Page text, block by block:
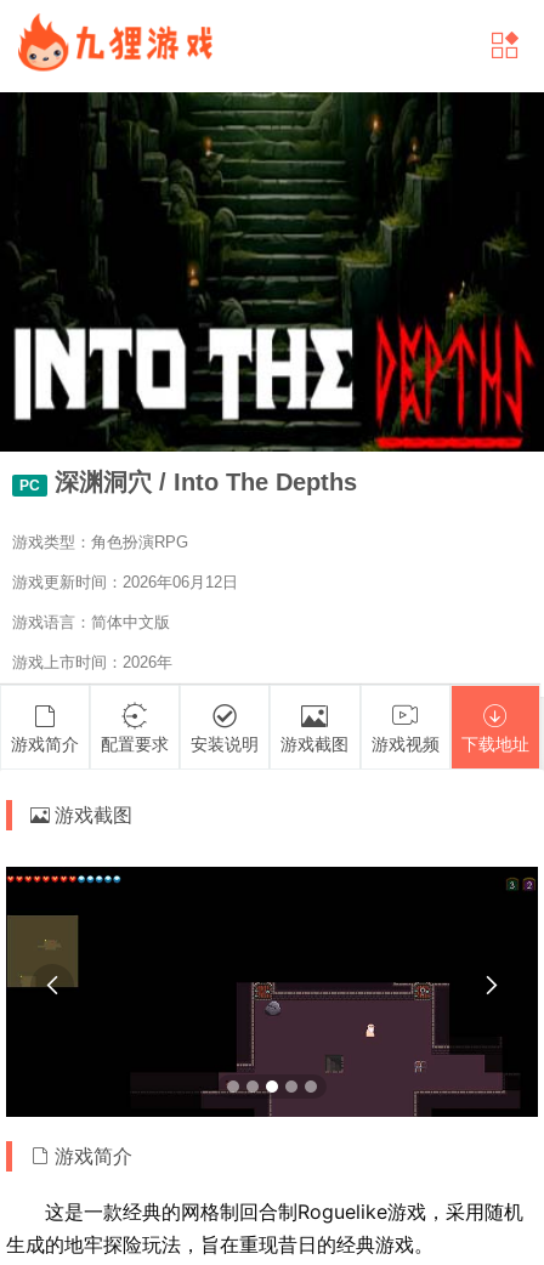
PC 深渊洞穴 / Into The Depths
游戏类型：角色扮演RPG
游戏更新时间：2026年06月12日
游戏语言：简体中文版
游戏上市时间：2026年
游戏简介 配置要求 安装说明 游戏截图 游戏视频 下载地址
游戏截图
 
游戏简介
这是一款经典的网格制回合制Roguelike游戏，采用随机
生成的地牢探险玩法，旨在重现昔日的经典游戏。